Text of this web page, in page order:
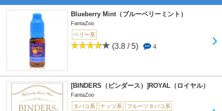
Blueberry Mint（ブルーベリーミント）
FantaZoo
ベリー系
(3.8 / 5) 4
[BINDERS（ビンダース）]ROYAL（ロイヤル）
FantaZoo
タバコ系
ナッツ系 フルーツタバコ系